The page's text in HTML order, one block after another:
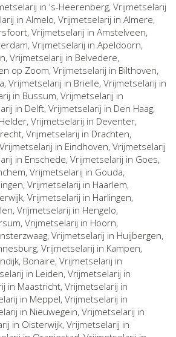
in 's-Heerenberg, Vrijmetselarij
in Almelo, Vrijmetselarij in Almere,
, Vrijmetselarij in Amstelveen,
, Vrijmetselarij in Apeldoorn,
, Vrijmetselarij in Belvedere,
op Zoom, Vrijmetselarij in Bilthoven,
, Vrijmetselarij in Brielle, Vrijmetselarij in
in Bussum, Vrijmetselarij in
in Delft, Vrijmetselarij in Den Haag,
, Vrijmetselarij in Deventer,
, Vrijmetselarij in Drachten,
in Eindhoven, Vrijmetselarij
in Enschede, Vrijmetselarij in Goes,
, Vrijmetselarij in Gouda,
, Vrijmetselarij in Haarlem,
, Vrijmetselarij in Harlingen,
, Vrijmetselarij in Hengelo,
, Vrijmetselarij in Hoorn,
, Vrijmetselarij in Huijbergen,
, Vrijmetselarij in Kampen,
Bonaire, Vrijmetselarij in
in Leiden, Vrijmetselarij in
in Maastricht, Vrijmetselarij in
in Meppel, Vrijmetselarij in
in Nieuwegein, Vrijmetselarij in
in Oisterwijk, Vrijmetselarij in